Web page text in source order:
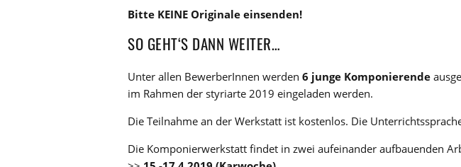
Bitte KEINE Originale einsenden!
SO GEHT‘S DANN WEITER…
Unter allen BewerberInnen werden 6 junge Komponierende
im Rahmen der styriarte 2019 eingeladen werden.
Die Teilnahme an der Werkstatt ist kostenlos. Die
Die Komponierwerkstatt findet in zwei aufeinander aufbauenden